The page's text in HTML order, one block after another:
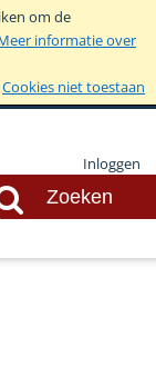
om de
informatie over
Cookies niet toestaan
Inloggen